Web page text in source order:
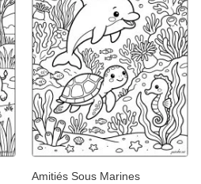
Amitiés Sous Marines